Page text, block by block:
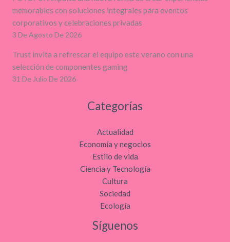
memorables con soluciones integrales para eventos
corporativos y celebraciones privadas
3 De Agosto De 2026
Trust invita a refrescar el equipo este verano con una
selección de componentes gaming
31 De Julio De 2026
Categorías
Actualidad
Economía y negocios
Estilo de vida
Ciencia y Tecnología
Cultura
Sociedad
Ecología
Síguenos